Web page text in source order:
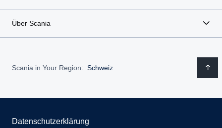
Über Scania
Scania in Your Region: Schweiz
Datenschutzerklärung